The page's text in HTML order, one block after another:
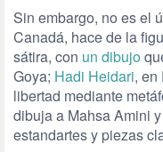
Sin embargo, no es el
Canadá, hace de la
sátira, con un dibujo
Goya; Hadi Heidari, en
libertad mediante
dibuja a Mahsa Amini
estandartes y piezas